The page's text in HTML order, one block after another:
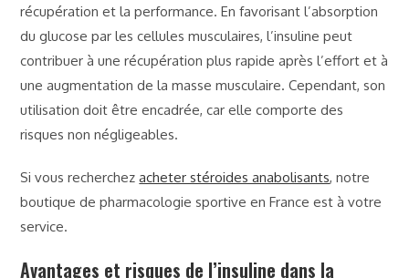
récupération et la performance. En favorisant l’absorption
du glucose par les cellules musculaires, l’insuline peut
contribuer à une récupération plus rapide après l’effort et à
une augmentation de la masse musculaire. Cependant, son
utilisation doit être encadrée, car elle comporte des
risques non négligeables.
Si vous recherchezacheter stéroides anabolisants, notre
boutique de pharmacologie sportive en France est à votre
service.
Avantages et risques de l’insuline dans la